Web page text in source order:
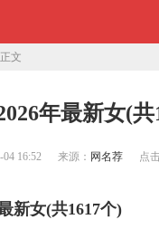
文
年最新女(共
04 16:52 来源： 网名荐 点
新女(共1617个)